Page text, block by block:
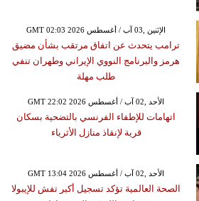
GMT 02:03 2026 الإثنين ,03 آب / أغسطس
ترامب يتحدث عن اتفاق مرتقب بشأن مضيق
هرمز والبرنامج النووي الإيراني وطهران تنفي
طلب مهلة
GMT 22:02 2026 الأحد ,02 آب / أغسطس
اتهامات للإطفاء الفرنسي بالتضحية بسكان
قرية لإنقاذ منازل الأثرياء
GMT 13:04 2026 الأحد ,02 آب / أغسطس
الصحة العالمية تؤكد تسجيل أكبر تفش للإيبولا